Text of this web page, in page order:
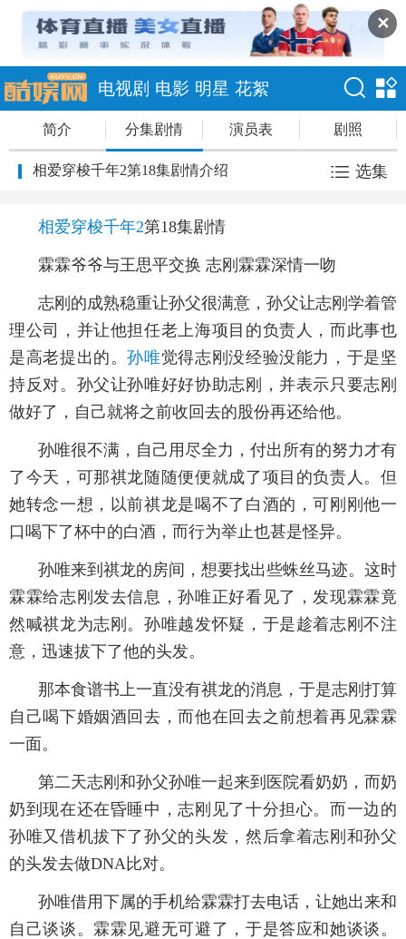
✕
电视剧 电影 明星 花絮
简介 分集剧情 演员表 剧照
相爱穿梭千年2第18集剧情介绍 选集
相爱穿梭千年2第18集剧情
霖霖爷爷与王思平交换 志刚霖霖深情一吻
志刚的成熟稳重让孙父很满意，孙父让志刚学着管
理公司，并让他担任老上海项目的负责人，而此事也
是高老提出的。孙唯觉得志刚没经验没能力，于是坚
持反对。孙父让孙唯好好协助志刚，并表示只要志刚
做好了，自己就将之前收回去的股份再还给他。
孙唯很不满，自己用尽全力，付出所有的努力才有
了今天，可那祺龙随随便便就成了项目的负责人。但
她转念一想，以前祺龙是喝不了白酒的，可刚刚他一
口喝下了杯中的白酒，而行为举止也甚是怪异。
孙唯来到祺龙的房间，想要找出些蛛丝马迹。这时
霖霖给志刚发去信息，孙唯正好看见了，发现霖霖竟
然喊祺龙为志刚。孙唯越发怀疑，于是趁着志刚不注
意，迅速拔下了他的头发。
那本食谱书上一直没有祺龙的消息，于是志刚打算
自己喝下婚姻酒回去，而他在回去之前想着再见霖霖
一面。
第二天志刚和孙父孙唯一起来到医院看奶奶，而奶
奶到现在还在昏睡中，志刚见了十分担心。而一边的
孙唯又借机拔下了孙父的头发，然后拿着志刚和孙父
的头发去做DNA比对。
孙唯借用下属的手机给霖霖打去电话，让她出来和
自己谈谈。霖霖见避无可避了，于是答应和她谈谈。